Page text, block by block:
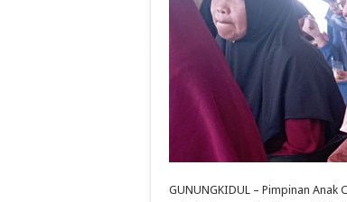
GUNUNGKIDUL – Pimpinan